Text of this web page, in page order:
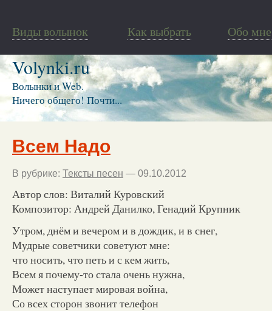
Виды волынок Как выбрать Обо мне
Volynki.ru
Волынки и Web.
Ничего общего! Почти...
Всем Надо
В рубрике: Тексты песен — 09.10.2012
Автор слов: Виталий Куровский
Композитор: Андрей Данилко, Генадий Крупник
Утром, днём и вечером и в дождик, и в снег,
Мудрые советчики советуют мне:
что носить, что петь и с кем жить,
Всем я почему-то стала очень нужна,
Может наступает мировая война,
Со всех сторон звонит телефон